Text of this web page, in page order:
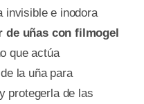
invisible e inodora
de uñas con filmogel
que actúa
la uña para
protegerla de las